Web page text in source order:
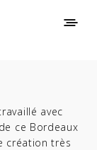
avec
ce Bordeaux
création très